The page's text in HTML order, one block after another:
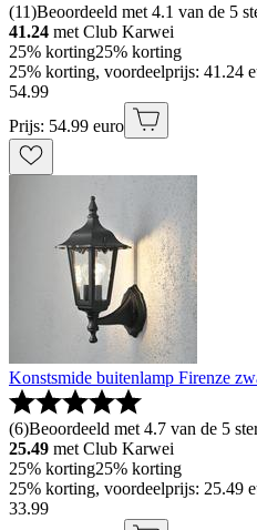
(11)Beoordeeld met 4.1 van de 5
41.24 met Club Karwei
25% korting25% korting
25% korting, voordeelprijs: 41.24
54.99
Prijs: 54.99 euro
Konstsmide buitenlamp Firenze
(6)Beoordeeld met 4.7 van de 5
25.49 met Club Karwei
25% korting25% korting
25% korting, voordeelprijs: 25.49
33.99